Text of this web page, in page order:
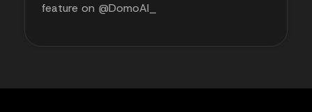
feature on @DomoAI_